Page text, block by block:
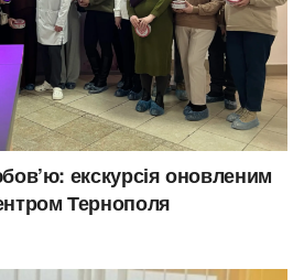
екскурсія оновленим
Тернополя